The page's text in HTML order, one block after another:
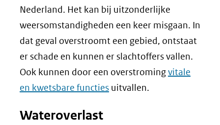
Nederland. Het kan bij uitzonderlijke
weersomstandigheden een keer misgaan. In
dat geval overstroomt een gebied, ontstaat
er schade en kunnen er slachtoffers vallen.
Ook kunnen door een overstromingvitale
en kwetsbare functies uitvallen.
Wateroverlast